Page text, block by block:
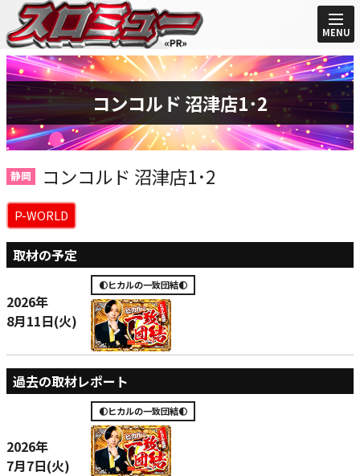
MENU
コンコルド 沼津店1･2
静岡 コンコルド 沼津店1･2
P-WORLD
取材の予定
2026年
8月11日(火)
🌓ヒカルの一致団結🌓
過去の取材レポート
2026年
7月7日(火)
🌓ヒカルの一致団結🌓